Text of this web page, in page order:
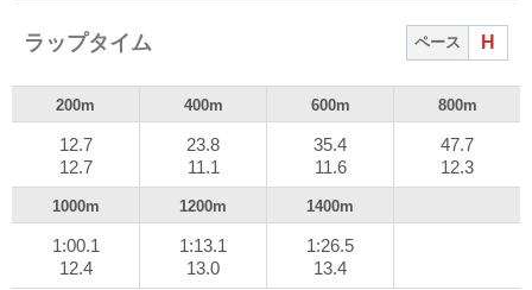
ラップタイム ペース H
200m 400m 600m 800m
12.7
12.7
23.8
11.1
35.4
11.6
47.7
12.3
1000m 1200m 1400m
1:00.1
12.4
1:13.1
13.0
1:26.5
13.4